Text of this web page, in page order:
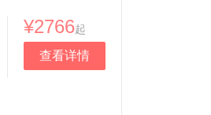
¥2766起
查看详情